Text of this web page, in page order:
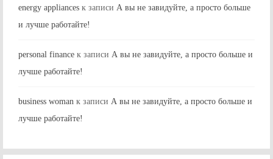
energy appliances к записи А вы не завидуйте, а просто больше
и лучше работайте!
personal finance к записи А вы не завидуйте, а просто больше и
лучше работайте!
business woman к записи А вы не завидуйте, а просто больше и
лучше работайте!